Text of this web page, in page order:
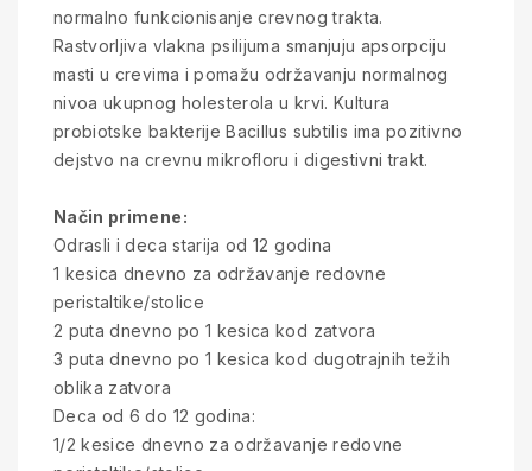
normalno funkcionisanje crevnog trakta.
Rastvorljiva vlakna psilijuma smanjuju apsorpciju
masti u crevima i pomažu održavanju normalnog
nivoa ukupnog holesterola u krvi. Kultura
probiotske bakterije Bacillus subtilis ima pozitivno
dejstvo na crevnu mikrofloru i digestivni trakt.
Način primene:
Odrasli i deca starija od 12 godina
1 kesica dnevno za održavanje redovne
peristaltike/stolice
2 puta dnevno po 1 kesica kod zatvora
3 puta dnevno po 1 kesica kod dugotrajnih težih
oblika zatvora
Deca od 6 do 12 godina:
1/2 kesice dnevno za održavanje redovne